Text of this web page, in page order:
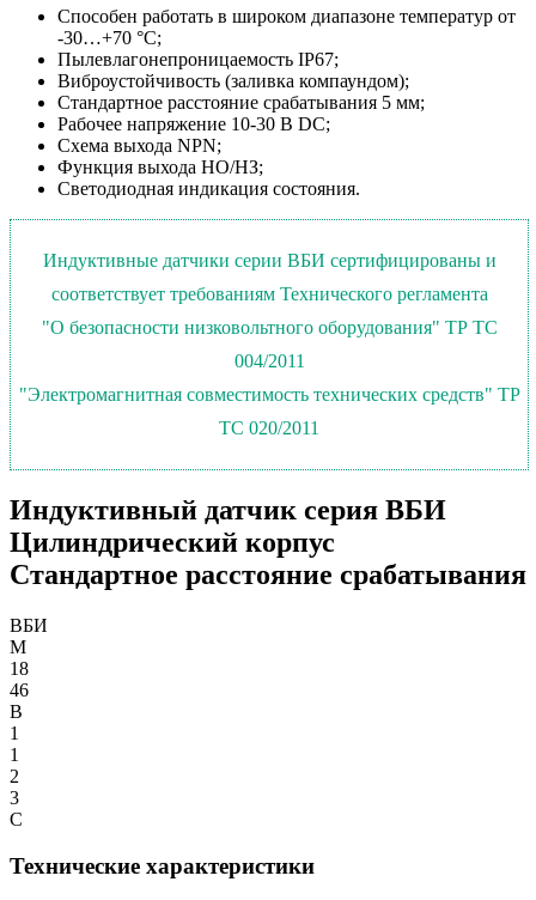
Способен работать в широком диапазоне температур от
-30…+70 °С;
Пылевлагонепроницаемость IP67;
Виброустойчивость (заливка компаундом);
Стандартное расстояние срабатывания 5 мм;
Рабочее напряжение 10-30 В DC;
Схема выхода NPN;
Функция выхода НО/НЗ;
Светодиодная индикация состояния.
Индуктивные датчики серии ВБИ сертифицированы и
соответствует требованиям Технического регламента
"О безопасности низковольтного оборудования" ТР ТС
004/2011
"Электромагнитная совместимость технических средств" ТР
ТС 020/2011
Индуктивный датчик серия ВБИ
Цилиндрический корпус
Стандартное расстояние срабатывания
ВБИ
М
18
46
В
1
1
2
3
С
Технические характеристики